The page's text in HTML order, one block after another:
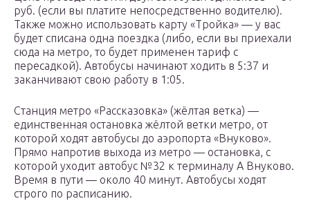
руб. (если вы платите непосредственно водителю).
Также можно использовать карту «Тройка» — у вас
будет списана одна поездка (либо, если вы приехали
сюда на метро, то будет применен тариф с
пересадкой). Автобусы начинают ходить в 5:37 и
заканчивают свою работу в 1:05.
Станция метро «Рассказовка» (жёлтая ветка) —
единственная остановка жёлтой ветки метро, от
которой ходят автобусы до аэропорта «Внуково».
Прямо напротив выхода из метро — остановка, с
которой уходит автобус №32 к терминалу A Внуково.
Время в пути — около 40 минут. Автобусы ходят
строго по расписанию.